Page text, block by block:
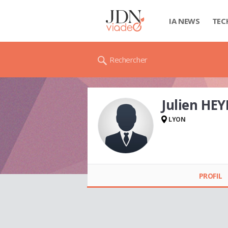
IA NEWS
Rechercher
Julien
LYON
PROFIL